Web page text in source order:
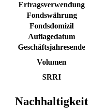
Ertragsverwendung
Fondswährung
Fondsdomizil
Auflagedatum
Geschäftsjahresende
Volumen
SRRI
Nachhaltigkeit